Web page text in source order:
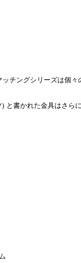
チングシリーズは個
書かれた金具はさら